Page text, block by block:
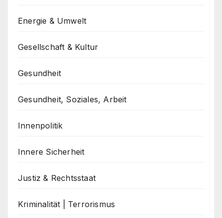
Energie & Umwelt
Gesellschaft & Kultur
Gesundheit
Gesundheit, Soziales, Arbeit
Innenpolitik
Innere Sicherheit
Justiz & Rechtsstaat
Kriminalität | Terrorismus